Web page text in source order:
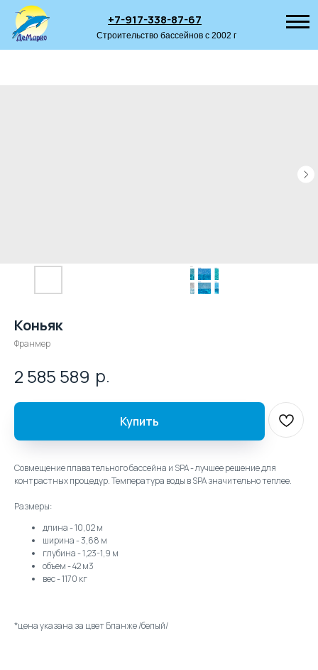
Строительство бассейнов с 2002 г
+7-917-338-87-67
Коньяк
Франмер
2 585 589 р.
Купить
Совмещение плавательного бассейна и SPA - лучшее решение для
контрастных процедур. Температура воды в SPA значительно теплее.
Размеры:
длина - 10,02 м
ширина - 3,68 м
глубина - 1,23-1,9 м
объем - 42 м3
вес - 1170 кг
*цена указана за цвет Бланже /белый/